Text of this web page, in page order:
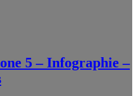
5 – Infographie –